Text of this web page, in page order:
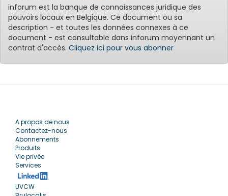
inforum est la banque de connaissances juridique des
pouvoirs locaux en Belgique. Ce document ou sa
description - et toutes les données connexes à ce
document - est consultable dans inforum moyennant un
contrat d'accès. Cliquez ici pour vous abonner
A propos de nous
Contactez-nous
Abonnements
Produits
Vie privée
Services
UVCW